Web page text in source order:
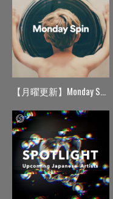
【月曜更新】Monday Spin